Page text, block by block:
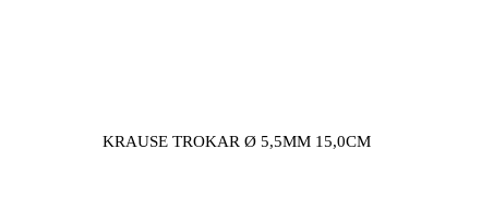
KRAUSE TROKAR Ø 5,5MM 15,0CM